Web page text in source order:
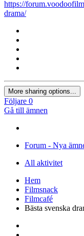
https://
drama/
More sharing options...
Följare 0
Gå till ämnen
Forum - Nya
All aktivitet
Hem
Filmsnack
Filmcafé
Bästa svenska